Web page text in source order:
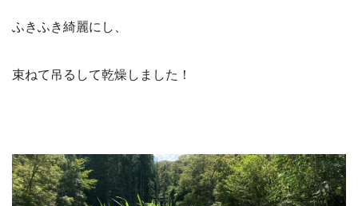
ふきふき綺麗にし、
束ねて吊るして乾燥しました！